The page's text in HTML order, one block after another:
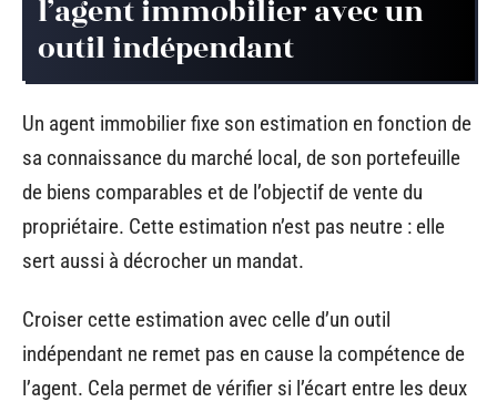
l’agent immobilier avec un
outil indépendant
Un agent immobilier fixe son estimation en fonction de
sa connaissance du marché local, de son portefeuille
de biens comparables et de l’objectif de vente du
propriétaire. Cette estimation n’est pas neutre : elle
sert aussi à décrocher un mandat.
Croiser cette estimation avec celle d’un outil
indépendant ne remet pas en cause la compétence de
l’agent. Cela permet de vérifier si l’écart entre les deux